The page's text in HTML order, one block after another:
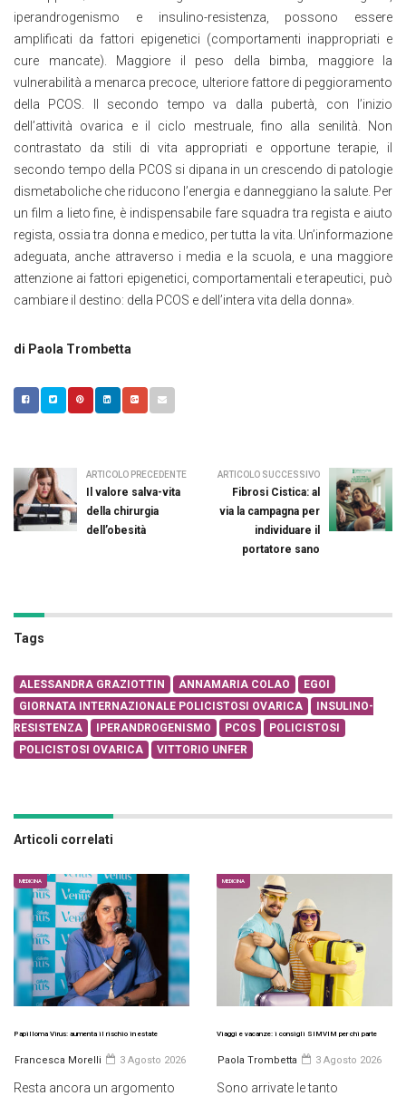
iperandrogenismo e insulino-resistenza, possono essere
amplificati da fattori epigenetici (comportamenti inappropriati e
cure mancate). Maggiore il peso della bimba, maggiore la
vulnerabilità a menarca precoce, ulteriore fattore di peggioramento
della PCOS. Il secondo tempo va dalla pubertà, con l’inizio
dell’attività ovarica e il ciclo mestruale, fino alla senilità. Non
contrastato da stili di vita appropriati e opportune terapie, il
secondo tempo della PCOS si dipana in un crescendo di patologie
dismetaboliche che riducono l’energia e danneggiano la salute. Per
un film a lieto fine, è indispensabile fare squadra tra regista e aiuto
regista, ossia tra donna e medico, per tutta la vita. Un’informazione
adeguata, anche attraverso i media e la scuola, e una maggiore
attenzione ai fattori epigenetici, comportamentali e terapeutici, può
cambiare il destino: della PCOS e dell’intera vita della donna».
di Paola Trombetta
ARTICOLO PRECEDENTE
Il valore salva-vita
della chirurgia
dell’obesità
ARTICOLO SUCCESSIVO
Fibrosi Cistica: al
via la campagna per
individuare il
portatore sano
Tags
ALESSANDRA GRAZIOTTIN ANNAMARIA COLAO
EGOI
GIORNATA INTERNAZIONALE POLICISTOSI OVARICA
INSULINO-
RESISTENZA
IPERANDROGENISMO PCOS
POLICISTOSI
POLICISTOSI OVARICA
VITTORIO UNFER
Articoli correlati
MEDICINA
Papilloma Virus: aumenta il rischio in estate
Francesca Morelli 3 Agosto 2026
Resta ancora un argomento
MEDICINA
Viaggi e vacanze: i consigli SIMVIM per chi parte
Paola Trombetta 3 Agosto 2026
Sono arrivate le tanto